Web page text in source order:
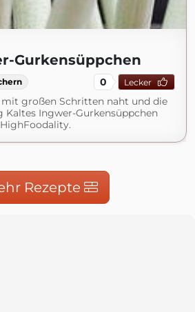
Gurkensüppchen
0 Lecker
großen Schritten naht und die
Kaltes Ingwer-Gurkensüppchen
Rezepte